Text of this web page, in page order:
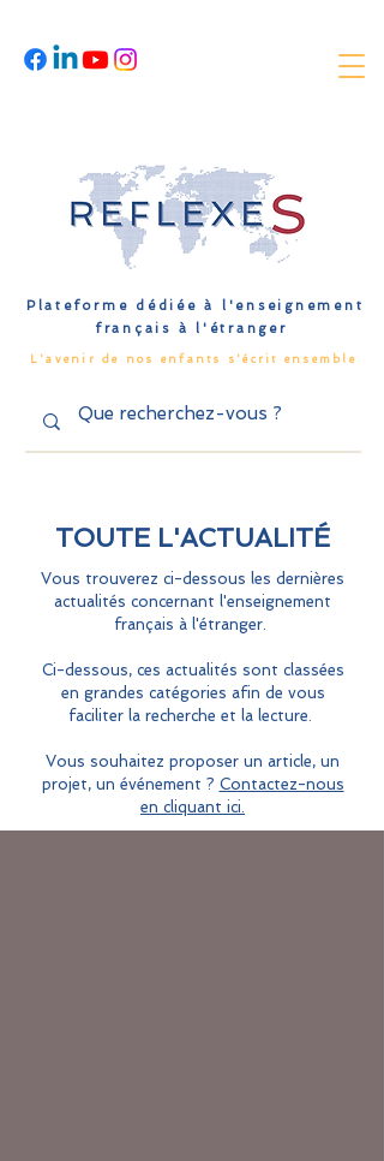
Plateforme dédiée à l'enseignement
français à l'étranger
L'avenir de nos enfants s'écrit ensemble
TOUTE L'ACTUALITÉ
Vous trouverez ci-dessous les dernières
actualités concernant l'enseignement
français à l'étranger.
Ci-dessous, ces actualités sont classées
en grandes catégories afin de vous
faciliter la recherche et la lecture.
Vous souhaitez proposer un article, un
projet, un événement ? Contactez-nous
en cliquant ici.